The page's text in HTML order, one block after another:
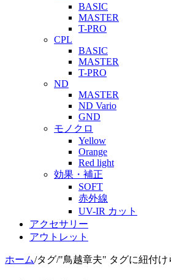
BASIC
MASTER
T-PRO
CPL
BASIC
MASTER
T-PRO
ND
MASTER
ND Vario
GND
モノクロ
Yellow
Orange
Red light
効果・補正
SOFT
赤外線
UV-IR カット
アクセサリー
アウトレット
ホーム/タグ/"鳥越章夫" タグに紐付け